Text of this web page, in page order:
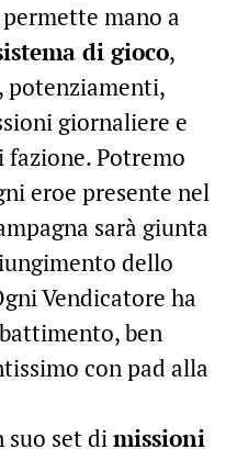
mano a
di gioco,
potenziamenti,
giornaliere e
Potremo
eroe presente nel
sarà giunta
dello
Vendicatore ha
ben
con pad alla
suo set dimissioni